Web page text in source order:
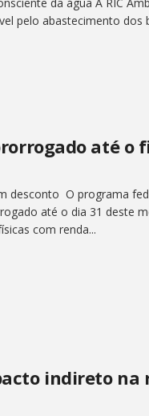
pelo abastecimento dos
até o
desconto O programa
até o dia 31 deste
com renda...
indireto na